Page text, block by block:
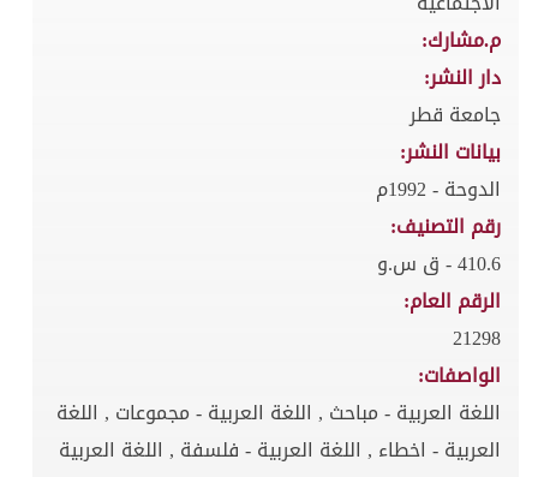
م.مشارك:
دار النشر:
جامعة قطر
بيانات النشر:
الدوحة - 1992م
رقم التصنيف:
410.6 - ق س.و
الرقم العام:
21298
الواصفات:
اللغة العربية - مباحث , اللغة العربية - مجموعات , اللغة
العربية - اخطاء , اللغة العربية - فلسفة , اللغة العربية